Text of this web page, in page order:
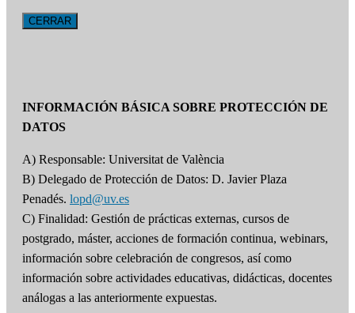
CERRAR
INFORMACIÓN BÁSICA SOBRE PROTECCIÓN DE
DATOS
A) Responsable: Universitat de València
B) Delegado de Protección de Datos: D. Javier Plaza
Penadés. lopd@uv.es
C) Finalidad: Gestión de prácticas externas, cursos de
postgrado, máster, acciones de formación continua, webinars,
información sobre celebración de congresos, así como
información sobre actividades educativas, didácticas, docentes
análogas a las anteriormente expuestas.